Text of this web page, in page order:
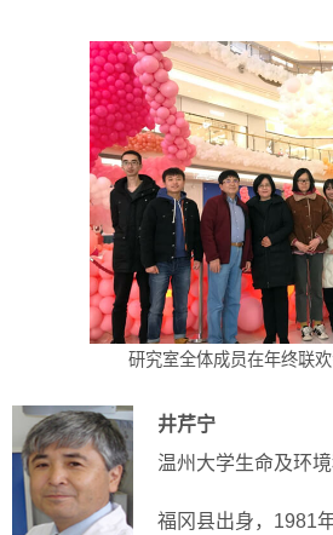
研究室全体成员在年终联
井芹宁
温州大学生命及环
福冈县出身，1981